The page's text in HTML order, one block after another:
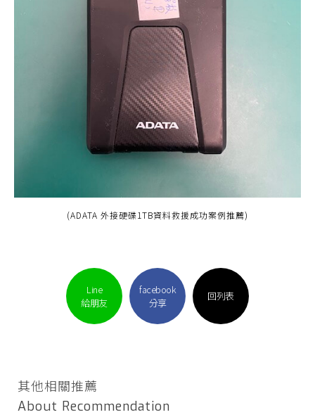
(ADATA 外接硬碟1TB資料救援成功案例推薦)
Line
給朋友
facebook
分享
回列表
其他相關推薦
About Recommendation